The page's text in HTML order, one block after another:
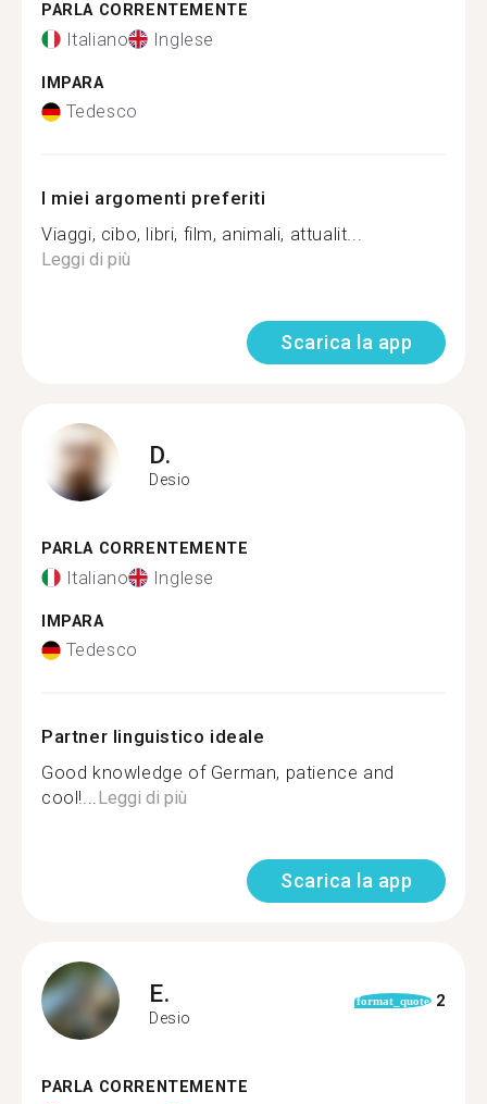
PARLA CORRENTEMENTE
Italiano Inglese
IMPARA
Tedesco
I miei argomenti preferiti
Viaggi, cibo, libri, film, animali, attualit...
Leggi di più
Scarica la app
D.
Desio
PARLA CORRENTEMENTE
Italiano Inglese
IMPARA
Tedesco
Partner linguistico ideale
Good knowledge of German, patience and
cool!...Leggi di più
Scarica la app
E.
Desio
format_quote 2
PARLA CORRENTEMENTE